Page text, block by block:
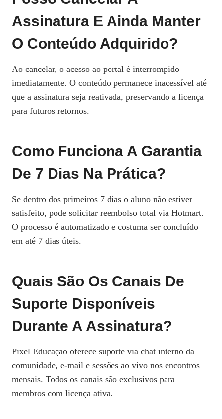
Assinatura E Ainda Manter
O Conteúdo Adquirido?
Ao cancelar, o acesso ao portal é interrompido
imediatamente. O conteúdo permanece inacessível até
que a assinatura seja reativada, preservando a licença
para futuros retornos.
Como Funciona A Garantia
De 7 Dias Na Prática?
Se dentro dos primeiros 7 dias o aluno não estiver
satisfeito, pode solicitar reembolso total via Hotmart.
O processo é automatizado e costuma ser concluído
em até 7 dias úteis.
Quais São Os Canais De
Suporte Disponíveis
Durante A Assinatura?
Pixel Educação oferece suporte via chat interno da
comunidade, e‑mail e sessões ao vivo nos encontros
mensais. Todos os canais são exclusivos para
membros com licença ativa.